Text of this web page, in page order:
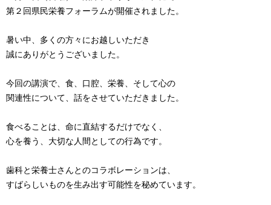
第２回県民栄養フォーラムが開催されました。
暑い中、多くの方々にお越しいただき
誠にありがとうございました。
今回の講演で、食、口腔、栄養、そして心の
関連性について、話をさせていただきました。
食べることは、命に直結するだけでなく、
心を養う、大切な人間としての行為です。
歯科と栄養士さんとのコラボレーションは、
すばらしいものを生み出す可能性を秘めています。